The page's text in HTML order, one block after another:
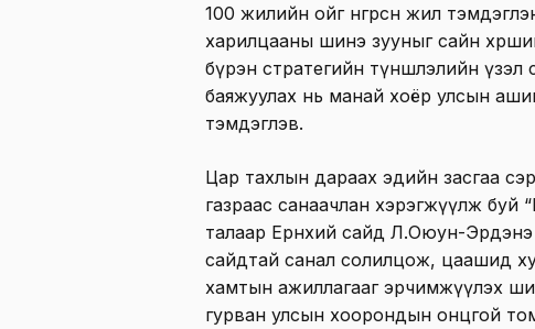
100 жилийн ойг өнгөрсөн жил
харилцааны шинэ зууныг сайн
бүрэн стратегийн түншлэлийн үзэл
баяжуулах нь манай хоёр улсын
тэмдэглэв.
Цар тахлын дараах эдийн засгаа
газраас санаачлан хэрэгжүүлж буй
талаар Ерөнхий сайд Л.Оюун-
сайдтай санал солилцож, цаашид
хамтын ажиллагааг эрчимжүүлэх
гурван улсын хоорондын онцгой